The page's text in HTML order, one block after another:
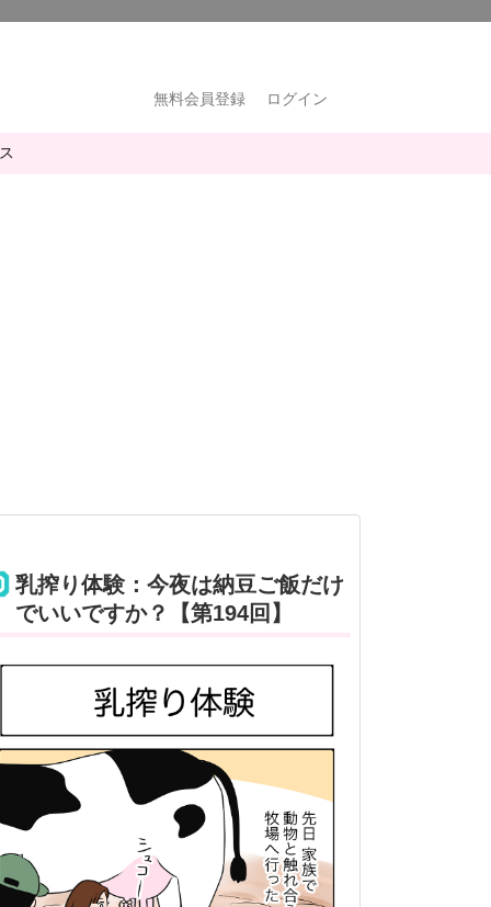
無料会員登録 ログイン
乳搾り体験：今夜は納豆ご飯だけ
でいいですか？【第194回】